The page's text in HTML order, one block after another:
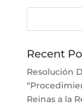
Recent
Resolución
Reinas a la